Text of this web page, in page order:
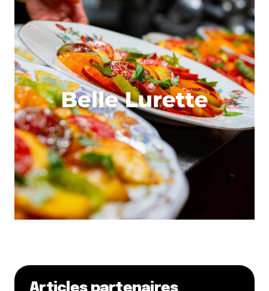
Le brunch du ChillArtFood concocté par Moustache
est l’endroit à ne pas manquer !
perso, c’est mon préféré !
Sans parler de la musique qui colle au lieu à la
perfection…par contre, il faut réserver c’est
souvent full
Répondre
Ce qui me dérange le plus c’est que beaucoup de
restaurants (et j’en ai fait l’expérience encore la
semaine dernière) ne propose pas de Brunch le
dimanche (ils sont fermés ^^) et rarement avant
11h. Dommage.
sont là. La seule critique serait qu’il n’y a qu’une
Lilblue
8 mars 2012 à 20 h 41 min